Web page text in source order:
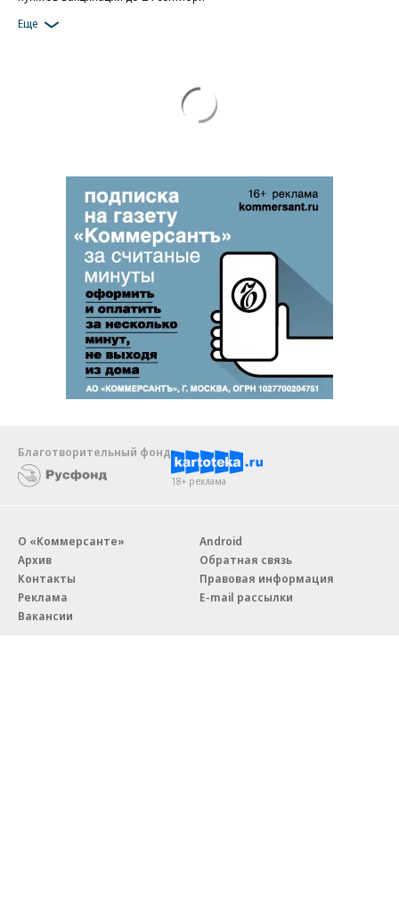
Еще
Благотворительный фонд
18+ реклама
О «Коммерсанте»
Архив
Контакты
Реклама
Вакансии
Android
Обратная связь
Правовая информация
E-mail рассылки